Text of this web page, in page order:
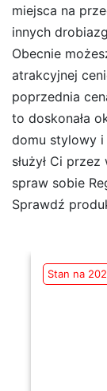
miejsca na
innych
Obecnie
atrakcyjnej
poprzednia
to doskonała
domu stylowy
służył Ci
spraw sobie
Sprawdź
Stan na